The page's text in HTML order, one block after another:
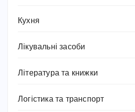
Кухня
Лікувальні засоби
Література та книжки
Логістика та транспорт